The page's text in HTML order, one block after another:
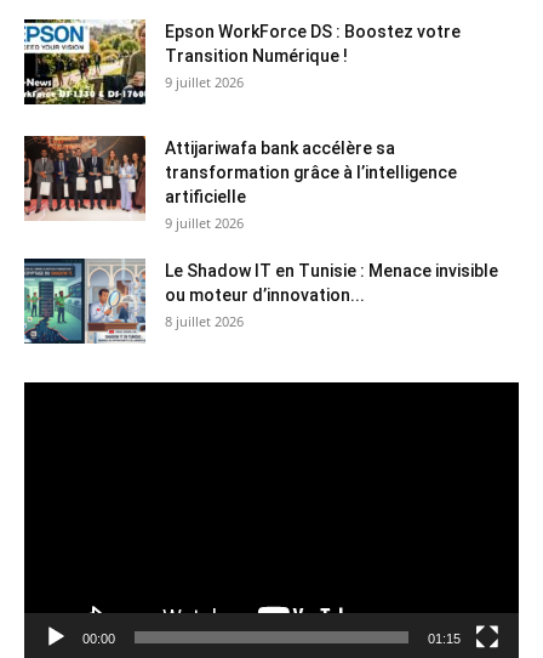
Epson WorkForce DS : Boostez votre
Transition Numérique !
9 juillet 2026
Attijariwafa bank accélère sa
transformation grâce à l’intelligence
artificielle
9 juillet 2026
Le Shadow IT en Tunisie : Menace invisible
ou moteur d’innovation...
8 juillet 2026
00:00 01:15